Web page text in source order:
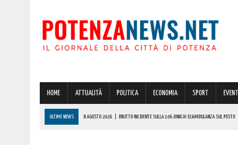
HOME ATTUALITÀ POLITICA ECONOMIA SPORT EVENTI
ULTIME NEWS 8 AGOSTO 2026 BRUTTO INCIDENTE SULLA 106 JONICA! ELIAMBULANZA SUL POSTO